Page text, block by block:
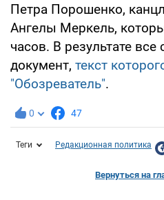
Петра Порошенко,
Ангелы Меркель,
часов. В результате
документ, текст
"Обозреватель".
0 47
Теги Редакционная политика
Вернуться на